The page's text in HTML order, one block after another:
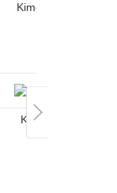
Kimoa
Karu